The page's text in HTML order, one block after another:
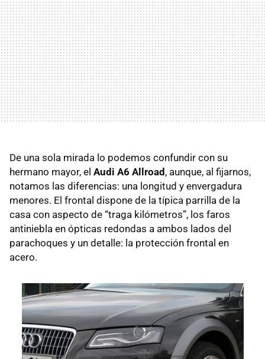
De una sola mirada lo podemos confundir con su
hermano mayor, el Audi A6 Allroad, aunque, al fijarnos,
notamos las diferencias: una longitud y envergadura
menores. El frontal dispone de la típica parrilla de la
casa con aspecto de “traga kilómetros”, los faros
antiniebla en ópticas redondas a ambos lados del
parachoques y un detalle: la protección frontal en
acero.